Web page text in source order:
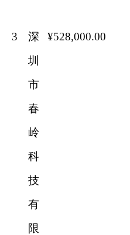
3
深
圳
市
春
岭
科
技
有
限
¥528,000.00